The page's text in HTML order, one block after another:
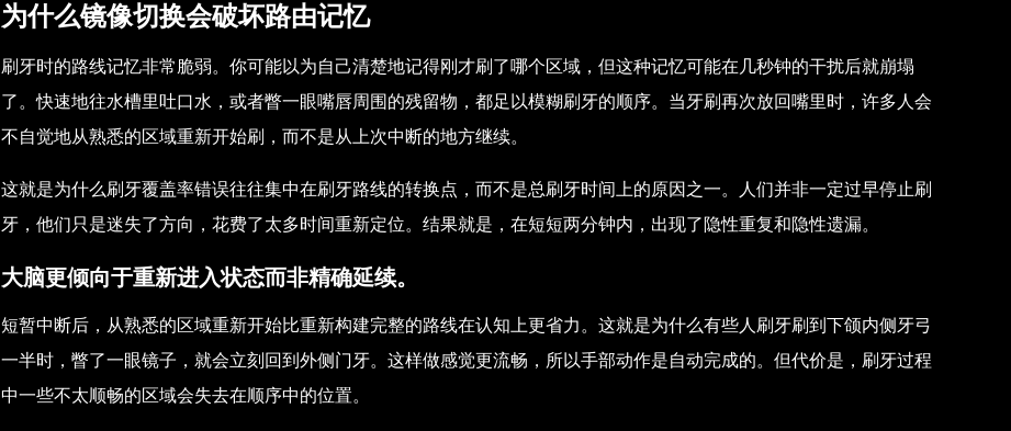
为什么镜像切换会破坏路由记忆
刷牙时的路线记忆非常脆弱。你可能以为自己清楚地记得刚才刷了哪个区域，但这种记忆可能在几秒钟的干扰后就崩塌
了。快速地往水槽里吐口水，或者瞥一眼嘴唇周围的残留物，都足以模糊刷牙的顺序。当牙刷再次放回嘴里时，许多人会
不自觉地从熟悉的区域重新开始刷，而不是从上次中断的地方继续。
这就是为什么刷牙覆盖率错误往往集中在刷牙路线的转换点，而不是总刷牙时间上的原因之一。人们并非一定过早停止刷
牙，他们只是迷失了方向，花费了太多时间重新定位。结果就是，在短短两分钟内，出现了隐性重复和隐性遗漏。
大脑更倾向于重新进入状态而非精确延续。
短暂中断后，从熟悉的区域重新开始比重新构建完整的路线在认知上更省力。这就是为什么有些人刷牙刷到下颌内侧牙弓
一半时，瞥了一眼镜子，就会立刻回到外侧门牙。这样做感觉更流畅，所以手部动作是自动完成的。但代价是，刷牙过程
中一些不太顺畅的区域会失去在顺序中的位置。